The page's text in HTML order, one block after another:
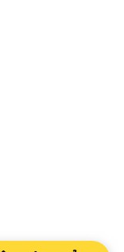
An
Công Ty